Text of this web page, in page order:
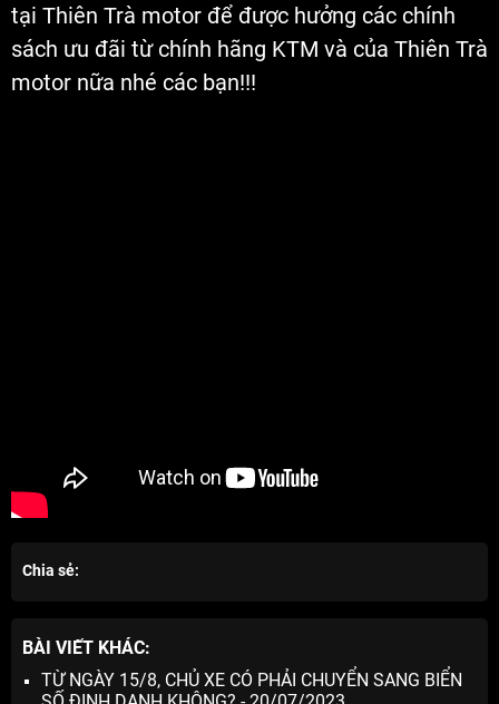
tại Thiên Trà motor để được hưởng các chính
sách ưu đãi từ chính hãng KTM và của Thiên Trà
motor nữa nhé các bạn!!!
Chia sẻ:
BÀI VIẾT KHÁC:
TỪ NGÀY 15/8, CHỦ XE CÓ PHẢI CHUYỂN SANG BIỂN